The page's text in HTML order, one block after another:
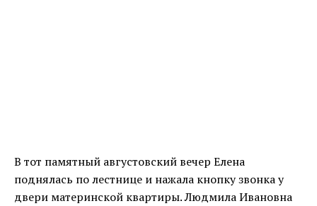
В тот памятный августовский вечер Елена
поднялась по лестнице и нажала кнопку звонка у
двери материнской квартиры. Людмила Ивановна